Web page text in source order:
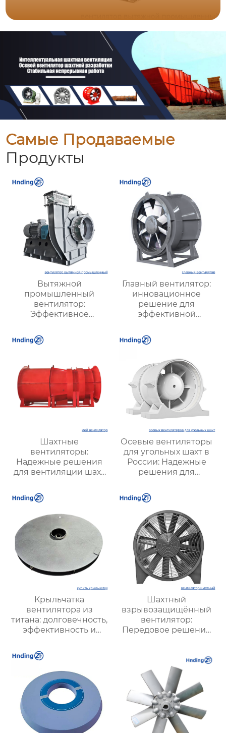
Самые Продаваемые
Продукты
Вытяжной
промышленный
вентилятор:
Эффективное
надежной вентиляции
Главный вентилятор:
инновационное
решение для
эффективной
оптимизации работы
Шахтные
вентиляторы:
Надежные решения
для вентиляции шахт
| Купить с доставкой
Осевые вентиляторы
для угольных шахт в
России: Надежные
решения для
вентиляции и
безопасности
Крыльчатка
вентилятора из
титана: долговечность,
эффективность и
преимущества
Шахтный
взрывозащищённый
вентилятор:
Передовое решение
вентиляции в
подземных условиях